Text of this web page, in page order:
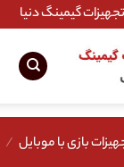
گیمینگ دنیا
بازی با موبایل /